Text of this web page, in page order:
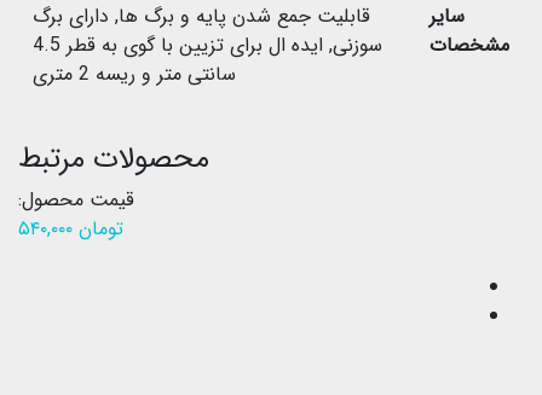
سایر
مشخصات
قابلیت جمع شدن پایه و برگ ها, دارای برگ
سوزنی,
ایده ال برای تزیین با گوی به قطر 4.5
سانتی متر و ریسه 2 متری
محصولات مرتبط
قیمت محصول:
تومان